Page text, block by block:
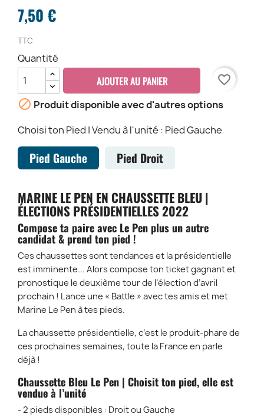
7,50 €
TTC
Quantité
AJOUTER AU PANIER favorite_border
 Produit disponible avec d'autres options
Choisi ton Pied | Vendu à l'unité : Pied Gauche
Pied Gauche Pied Droit
MARINE LE PEN EN CHAUSSETTE BLEU |
ÉLECTIONS PRÉSIDENTIELLES 2022
Compose ta paire avec Le Pen plus un autre
candidat & prend ton pied !
Ces chaussettes sont tendances et la présidentielle
est imminente... Alors compose ton ticket gagnant et
pronostique le deuxième tour de l’élection d’avril
prochain ! Lance une « Battle » avec tes amis et met
Marine Le Pen à tes pieds.
La chaussette présidentielle, c’est le produit-phare de
ces prochaines semaines, toute la France en parle
déjà !
Chaussette Bleu Le Pen | Choisit ton pied, elle est
vendue à l’unité
- 2 pieds disponibles : Droit ou Gauche